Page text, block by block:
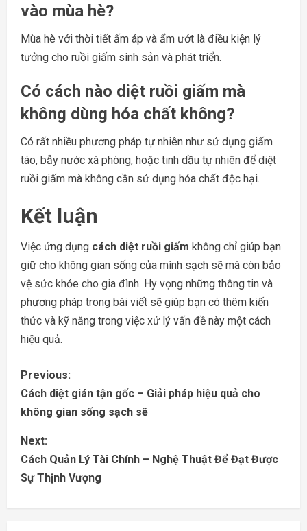
vào mùa hè?
Mùa hè với thời tiết ấm áp và ẩm ướt là điều kiện lý
tưởng cho ruồi giấm sinh sản và phát triển.
Có cách nào diệt ruồi giấm mà
không dùng hóa chất không?
Có rất nhiều phương pháp tự nhiên như sử dụng giấm
táo, bẫy nước xà phòng, hoặc tinh dầu tự nhiên để diệt
ruồi giấm mà không cần sử dụng hóa chất độc hại.
Kết luận
Việc ứng dụng cách diệt ruồi giấm không chỉ giúp bạn
giữ cho không gian sống của mình sạch sẽ mà còn bảo
vệ sức khỏe cho gia đình. Hy vọng những thông tin và
phương pháp trong bài viết sẽ giúp bạn có thêm kiến
thức và kỹ năng trong việc xử lý vấn đề này một cách
hiệu quả.
C
o
n
t
Previous:
Cách diệt gián tận gốc – Giải pháp hiệu quả cho
không gian sống sạch sẽ
Next:
Cách Quản Lý Tài Chính – Nghệ Thuật Để Đạt Được
Sự Thịnh Vượng